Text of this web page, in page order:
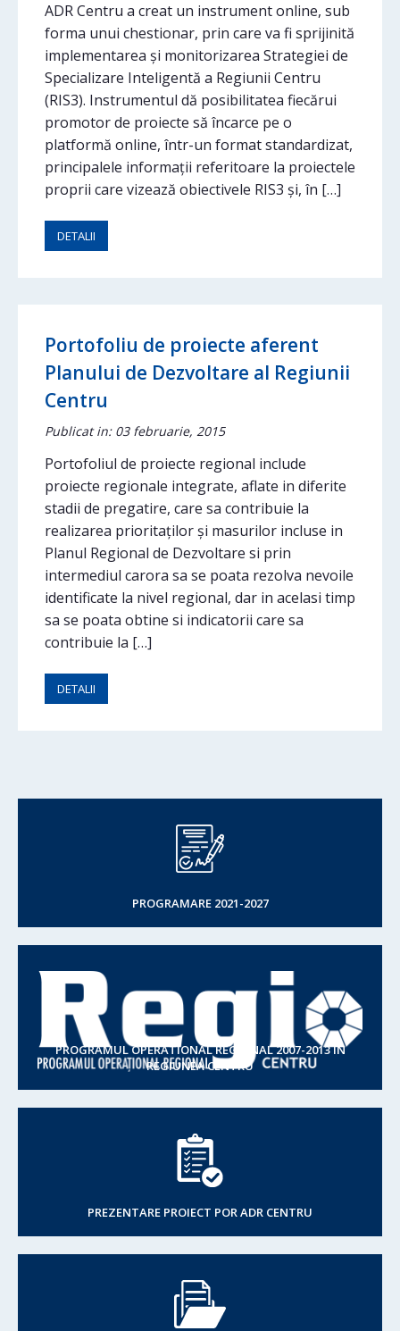
ADR Centru a creat un instrument online, sub
forma unui chestionar, prin care va fi sprijinită
implementarea și monitorizarea Strategiei de
Specializare Inteligentă a Regiunii Centru
(RIS3). Instrumentul dă posibilitatea fiecărui
promotor de proiecte să încarce pe o
platformă online, într-un format standardizat,
principalele informații referitoare la proiectele
proprii care vizează obiectivele RIS3 și, în […]
DETALII
Portofoliu de proiecte aferent
Planului de Dezvoltare al Regiunii
Centru
Publicat in: 03 februarie, 2015
Portofoliul de proiecte regional include
proiecte regionale integrate, aflate in diferite
stadii de pregatire, care sa contribuie la
realizarea prioritaților și masurilor incluse in
Planul Regional de Dezvoltare si prin
intermediul carora sa se poata rezolva nevoile
identificate la nivel regional, dar in acelasi timp
sa se poata obtine si indicatorii care sa
contribuie la […]
DETALII
PROGRAMARE 2021-2027
PROGRAMUL OPERATIONAL REGIONAL 2007-2013 IN
REGIUNEA CENTRU
PREZENTARE PROIECT POR ADR CENTRU